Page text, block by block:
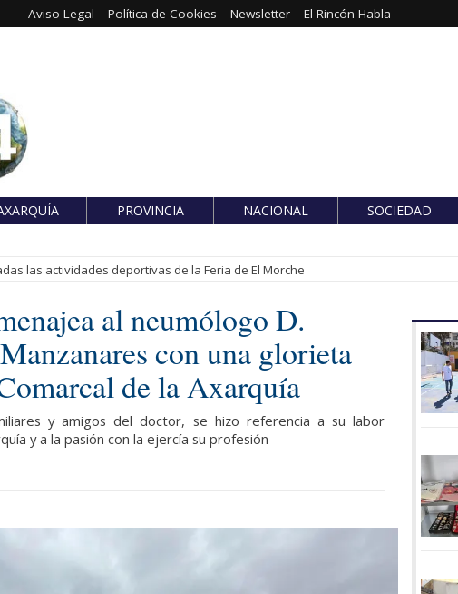
Aviso Legal Política de Cookies Newsletter El Rincón Habla
PROVINCIA NACIONAL SOCIEDAD
las actividades deportivas de la Feria de El Morche
al neumólogo D.
con una glorieta
de la Axarquía
y amigos del doctor, se hizo referencia a su labor
y a la pasión con la ejercía su profesión